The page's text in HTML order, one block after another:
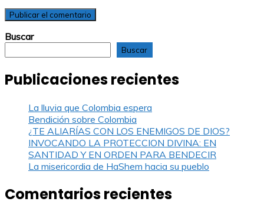
Buscar
Buscar
Publicaciones recientes
La lluvia que Colombia espera
Bendición sobre Colombia
¿TE ALIARÍAS CON LOS ENEMIGOS DE DIOS?
INVOCANDO LA PROTECCION DIVINA: EN
SANTIDAD Y EN ORDEN PARA BENDECIR
La misericordia de HaShem hacia su pueblo
Comentarios recientes